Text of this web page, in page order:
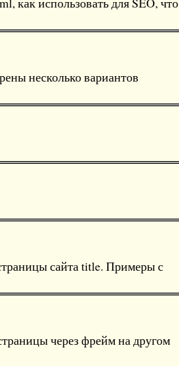
несколько вариантов
сайта title. Примеры с
через фрейм на другом